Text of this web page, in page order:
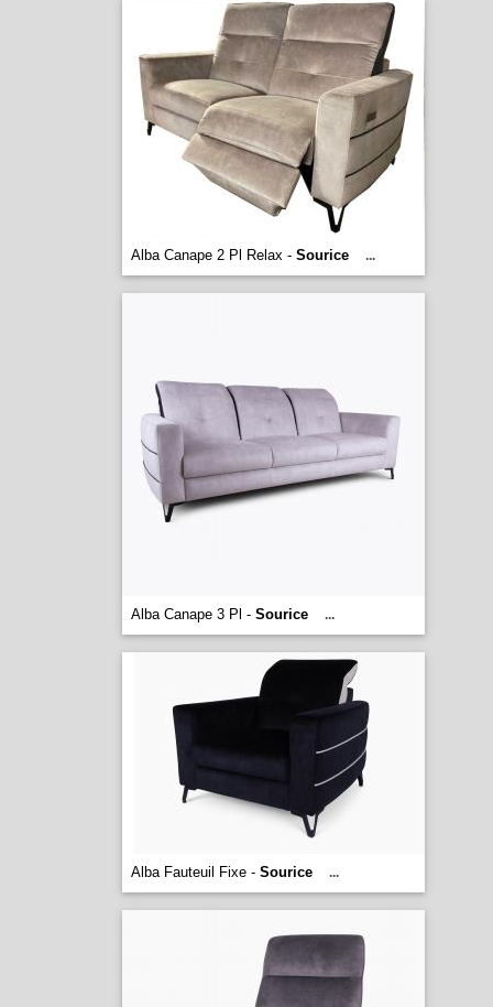
Alba Canape 2 Pl Relax - Sourice ...
Alba Canape 3 Pl - Sourice ...
Alba Fauteuil Fixe - Sourice ...